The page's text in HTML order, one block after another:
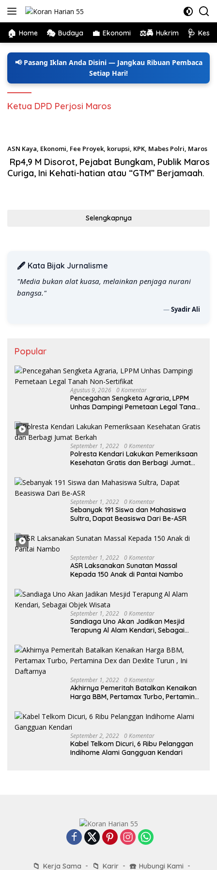
Langsung
🏠 Home 🎭 Budaya 💼 Ekonomi ⚖️🚔 Hukrim 🩺
📢 Pasang Iklan Anda Disini — Jangkau Ribuan Pembaca
Setiap Hari!
Ketua DPD Perjosi Maros
ASN Kaya, Ekonomi, Fee Proyek, korupsi, KPK, Mabes Polri, Maros
Maret 30, 2026
Rp4,9 M Disorot, Pejabat Bungkam, Publik Maros
Curiga, Ini Kehati-hatian atau “GTM” Berjamaah.
Selengkapnya
🖋️ Kata Bijak Jurnalisme
"Media bukan alat kuasa, melainkan penjaga nurani
bangsa."
—Syadir Ali
Popular
Agustus 9, 2026 0 Komentar
Pencegahan Sengketa Agraria, LPPM
Unhas Dampingi Pemetaan Legal Tanah
September 1, 2022 0 Komentar
Polresta Kendari Lakukan Pemeriksaan
Kesehatan Gratis dan Berbagi Jumat
September 1, 2022 0 Komentar
Sebanyak 191 Siswa dan Mahasiswa
Sultra, Dapat Beasiswa Dari Be-ASR
September 1, 2022 0 Komentar
ASR Laksanakan Sunatan Massal
Kepada 150 Anak di Pantai Nambo
September 1, 2022 0 Komentar
Sandiaga Uno Akan Jadikan Mesjid
Terapung Al Alam Kendari, Sebagai
September 1, 2022 0 Komentar
Akhirnya Pemeritah Batalkan Kenaikan
Harga BBM, Pertamax Turbo, Pertamina
September 2, 2022 0 Komentar
Kabel Telkom Dicuri, 6 Ribu Pelanggan
Indihome Alami Gangguan Kendari
📁 Kerja Sama 📁 Karir ☎️ Hubungi Kami